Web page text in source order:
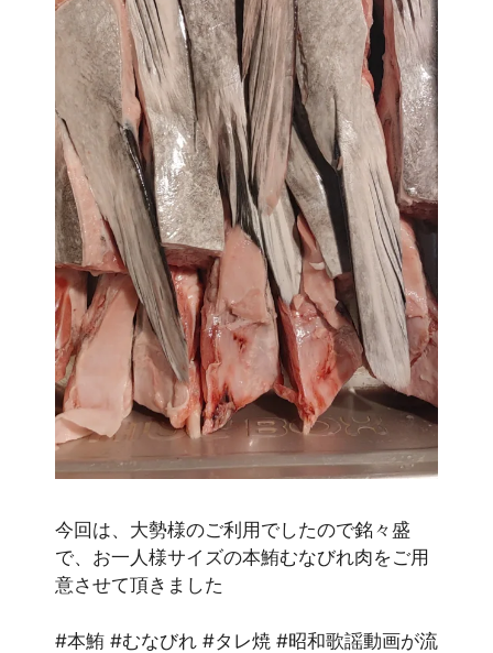
今回は、大勢様のご利用でしたので銘々盛
で、お一人様サイズの本鮪むなびれ肉をご用
意させて頂きました
#本鮪 #むなびれ #タレ焼 #昭和歌謡動画が流